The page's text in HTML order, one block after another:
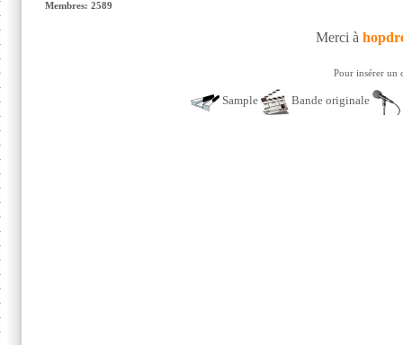
Membres: 2589
Merci à
Pour insérer un
Sample Bande originale